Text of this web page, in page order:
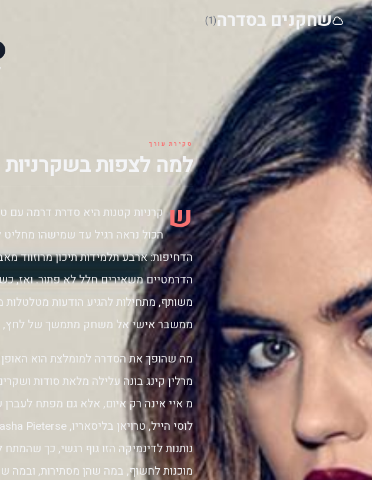
שחקנים בסדרה(1)
סקירת עורך
למה לצפות בשקרניות
ש קרניות קטנות היא סדרת דרמה עם
הכול נראה רגיל עד שמישהו
הדחיפות: ארבע תלמידות תיכון מרוזווד
הדרמטיים משאירים חלל לא פתור. ואז,
משותף, מתחילות להגיע הודעות
ממשבר אישי אל משחק מתמשך של
מה שהופך את הסדרה למומלצת הוא האופן
מרלין קינג בונה עלילה מלאת סודות
מ איי אינה רק איום, אלא גם מפתח
נותנות לדינמיקה הזו גוף רגשי, כך
מוכנות לחשוף, במה שהן מסתירות, ובמה